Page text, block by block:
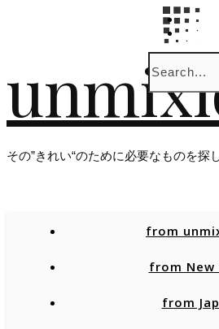
その”きれい“のために必要なものを探
from
from New
from